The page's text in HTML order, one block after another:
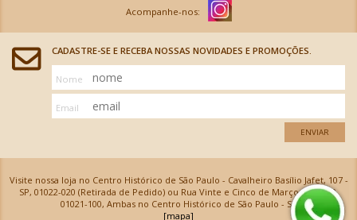
CADASTRE-SE E RECEBA NOSSAS NOVIDADES E PROMOÇÕES.
Nome
Email
ENVIAR
Visite nossa loja no Centro Histórico de São Paulo - Cavalheiro Basílio Jafet, 107 -
SP, 01022-020 (Retirada de Pedido) ou Rua Vinte e Cinco de Março, 576 - SP,
01021-100, Ambas no Centro Histórico de São Paulo - SP
[mapa]